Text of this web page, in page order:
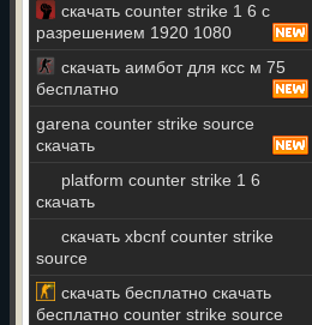
скачать counter strike 1 6 с
разрешением 1920 1080
скачать аимбот для ксс м 75
бесплатно
garena counter strike source
скачать
platform counter strike 1 6
скачать
скачать xbcnf counter strike
source
скачать бесплатно скачать
бесплатно counter strike source